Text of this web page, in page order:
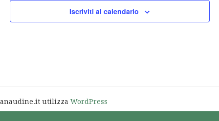
Iscriviti al calendario
anaudine.it utilizza WordPress